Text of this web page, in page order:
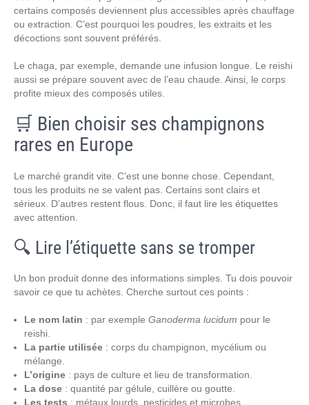
certains composés deviennent plus accessibles après chauffage
ou extraction. C’est pourquoi les poudres, les extraits et les
décoctions sont souvent préférés.
Le chaga, par exemple, demande une infusion longue. Le reishi
aussi se prépare souvent avec de l’eau chaude. Ainsi, le corps
profite mieux des composés utiles.
🛒 Bien choisir ses champignons
rares en Europe
Le marché grandit vite. C’est une bonne chose. Cependant,
tous les produits ne se valent pas. Certains sont clairs et
sérieux. D’autres restent flous. Donc, il faut lire les étiquettes
avec attention.
🔍 Lire l’étiquette sans se tromper
Un bon produit donne des informations simples. Tu dois pouvoir
savoir ce que tu achètes. Cherche surtout ces points :
Le nom latin : par exemple Ganoderma lucidum pour le
reishi.
La partie utilisée : corps du champignon, mycélium ou
mélange.
L’origine : pays de culture et lieu de transformation.
La dose : quantité par gélule, cuillère ou goutte.
Les tests : métaux lourds, pesticides et microbes.